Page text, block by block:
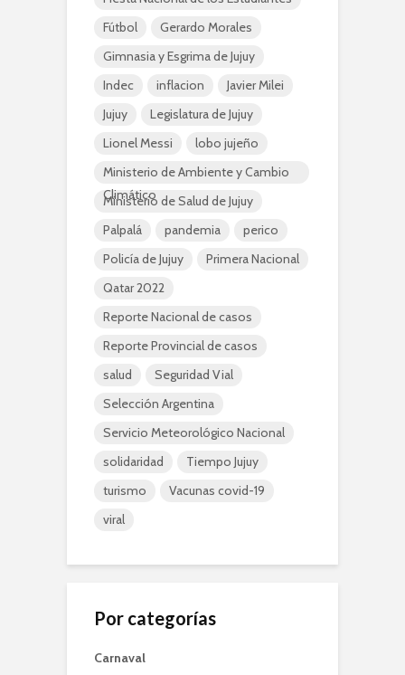
Fútbol
Gerardo Morales
Gimnasia y Esgrima de Jujuy
Indec
inflacion
Javier Milei
Jujuy
Legislatura de Jujuy
Lionel Messi
lobo jujeño
Ministerio de Ambiente y Cambio
Climático
Ministerio de Salud de Jujuy
Palpalá
pandemia
perico
Policía de Jujuy
Primera Nacional
Qatar 2022
Reporte Nacional de casos
Reporte Provincial de casos
salud
Seguridad Vial
Selección Argentina
Servicio Meteorológico Nacional
solidaridad
Tiempo Jujuy
turismo
Vacunas covid-19
viral
Por categorías
Carnaval